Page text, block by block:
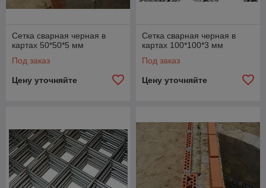
Сетка сварная черная в
картах 50*50*5 мм
Под заказ
Цену уточняйте
Сетка сварная черная в
картах 100*100*3 мм
Под заказ
Цену уточняйте